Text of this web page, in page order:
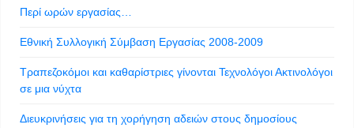
Περί ωρών εργασίας…
Εθνική Συλλογική Σύμβαση Εργασίας 2008-2009
Τραπεζοκόμοι και καθαρίστριες γίνονται Τεχνολόγοι Ακτινολόγοι
σε μια νύχτα
Διευκρινήσεις για τη χορήγηση αδειών στους δημοσίους